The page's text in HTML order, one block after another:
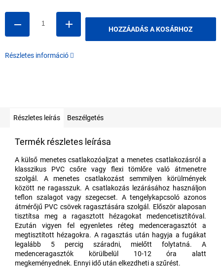
HOZZÁADÁS A KOSÁRHOZ
Részletes információ
Részletes leírás Beszélgetés
Termék részletes leírása
A külső menetes csatlakozóaljzat a menetes csatlakozásról a
klasszikus PVC csőre vagy flexi tömlőre való átmenetre
szolgál. A menetes csatlakozást semmilyen körülmények
között ne ragasszuk. A csatlakozás lezárásához használjon
teflon szalagot vagy szegecset. A tengelykapcsoló azonos
átmérőjű PVC csövek ragasztására szolgál. Először alaposan
tisztítsa meg a ragasztott hézagokat medencetisztítóval.
Ezután vigyen fel egyenletes réteg medenceragasztót a
megtisztított hézagokra. A ragasztás után hagyja a fugákat
legalább 5 percig száradni, mielőtt folytatná. A
medenceragasztók körülbelül 10-12 óra alatt
megkeményednek. Ennyi idő után elkezdheti a szűrést.